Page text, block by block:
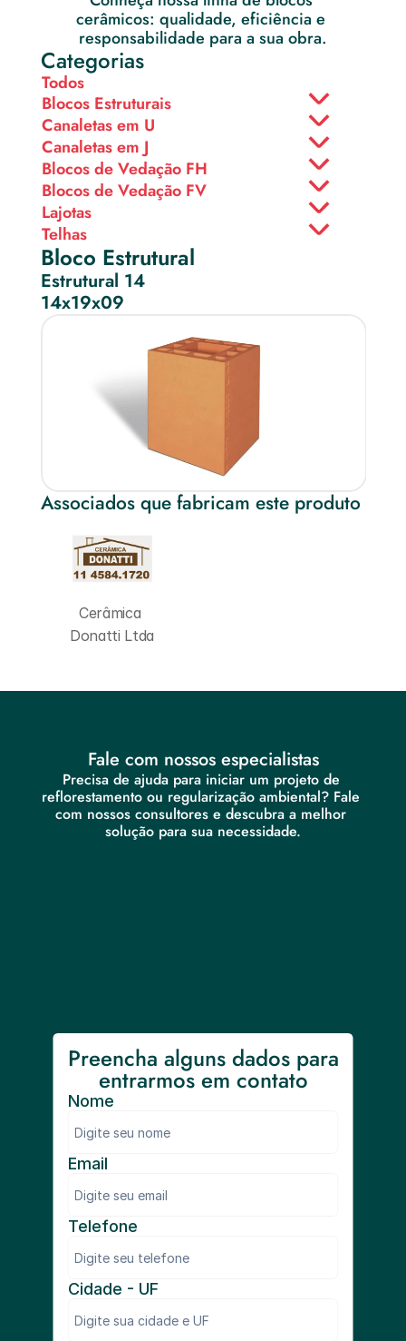
cerâmicos: qualidade, eficiência e
responsabilidade para a sua obra.
Categorias
Todos
Blocos Estruturais
Canaletas em U
Canaletas em J
Blocos de Vedação FH
Blocos de Vedação FV
Lajotas
Telhas
Bloco Estrutural
Estrutural 14
14x19x09
Associados que fabricam este produto
Cerâmica
Donatti Ltda
Fale com nossos especialistas
Precisa de ajuda para iniciar um projeto de
reflorestamento ou regularização ambiental? Fale
com nossos consultores e descubra a melhor
solução para sua necessidade.
Preencha alguns dados para
entrarmos em contato
Email
Telefone
Nome
Cidade - UF